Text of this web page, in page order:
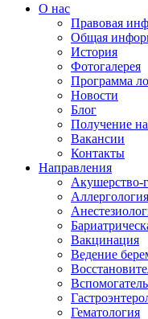
О нас
Правовая
Общая
История
Фотогалерея
Программа
Новости
Блог
Получение
Вакансии
Контакты
Направления
Акушерство-
Вакцинация
Ведение
Гематология